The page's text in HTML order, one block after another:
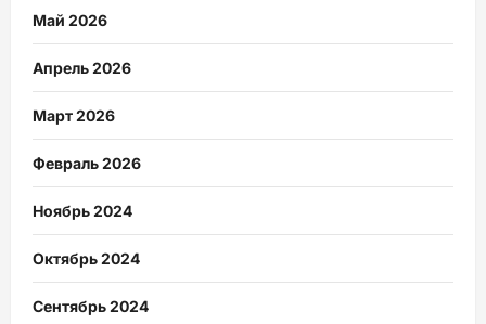
Май 2026
Апрель 2026
Март 2026
Февраль 2026
Ноябрь 2024
Октябрь 2024
Сентябрь 2024